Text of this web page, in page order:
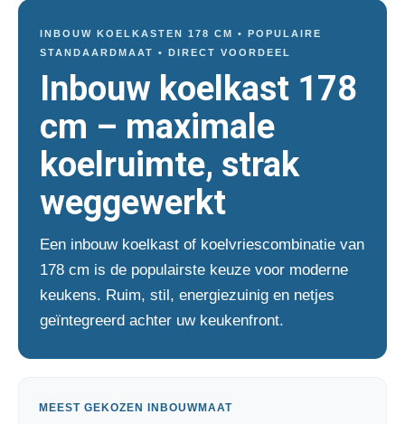
INBOUW KOELKASTEN 178 CM • POPULAIRE
STANDAARDMAAT • DIRECT VOORDEEL
Inbouw koelkast 178
cm – maximale
koelruimte, strak
weggewerkt
Een inbouw koelkast of koelvriescombinatie van
178 cm is de populairste keuze voor moderne
keukens. Ruim, stil, energiezuinig en netjes
geïntegreerd achter uw keukenfront.
MEEST GEKOZEN INBOUWMAAT